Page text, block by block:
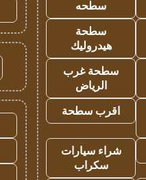
سطحه
سطحة
هيدروليك
سطحة غرب
الرياض
اقرب سطحة
شراء سيارات
سكراب